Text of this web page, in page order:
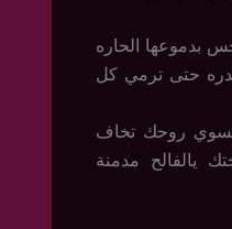
بدموعها الحاره
حتى ترمي كل
روحك تخاف
يالفالح مدمنة